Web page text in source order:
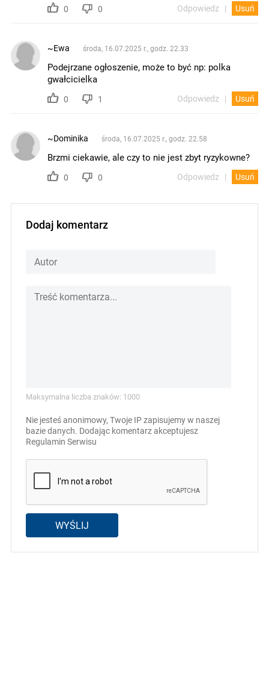
0 0 Odpowiedz Usuń
~Ewa środa, 16.07.2025 r., godz. 22.33
Podejrzane ogłoszenie, może to być np: polka
gwałcicielka
0 1 Odpowiedz Usuń
~Dominika środa, 16.07.2025 r., godz. 22.58
Brzmi ciekawie, ale czy to nie jest zbyt ryzykowne?
0 0 Odpowiedz Usuń
Dodaj komentarz
Maksymalna liczba znaków: 1000
Nie jesteś anonimowy, Twoje IP zapisujemy w naszej
bazie danych. Dodając komentarz akceptujesz
Regulamin Serwisu
WYŚLIJ